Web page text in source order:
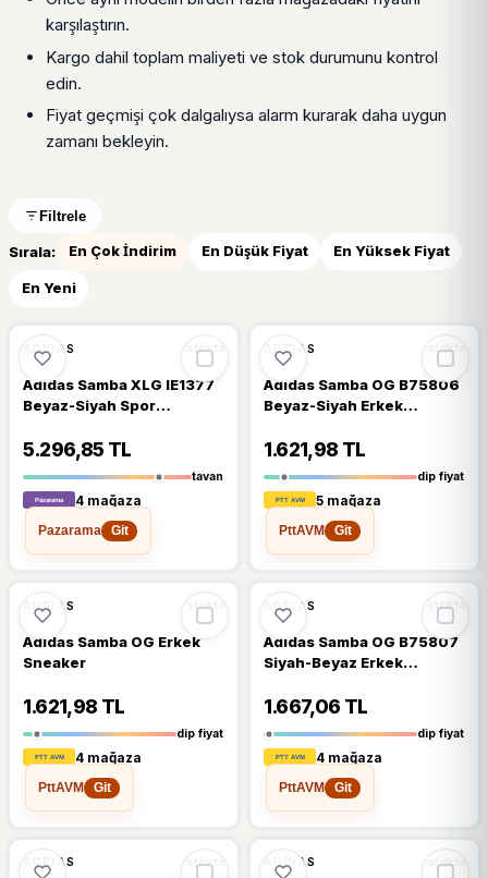
karşılaştırın.
Kargo dahil toplam maliyeti ve stok durumunu kontrol
edin.
Fiyat geçmişi çok dalgalıysa alarm kurarak daha uygun
zamanı bekleyin.
Filtrele
Sırala: En Çok İndirim En Düşük Fiyat En Yüksek Fiyat
En Yeni
%14
ADIDAS stokta
Adidas Samba XLG IE1377
Beyaz-Siyah Spor
5.296,85 TL
tavan
4 mağaza
Pazarama
Git
%64 %64 DÜŞTÜ
ADIDAS stokta
Adidas Samba OG B75806
Beyaz-Siyah Erkek
1.621,98 TL
dip fiyat
5 mağaza
PttAVM
Git
%64 %64 DÜŞTÜ
ADIDAS stokta
Adidas Samba OG Erkek
Sneaker
1.621,98 TL
dip fiyat
4 mağaza
PttAVM
Git
%67 %67 DÜŞTÜ
ADIDAS stokta
Adidas Samba OG B75807
Siyah-Beyaz Erkek
1.667,06 TL
dip fiyat
4 mağaza
PttAVM
Git
%67 %67 DÜŞTÜ
ADIDAS stokta %63 %63 DÜŞTÜ
ADIDAS stokta